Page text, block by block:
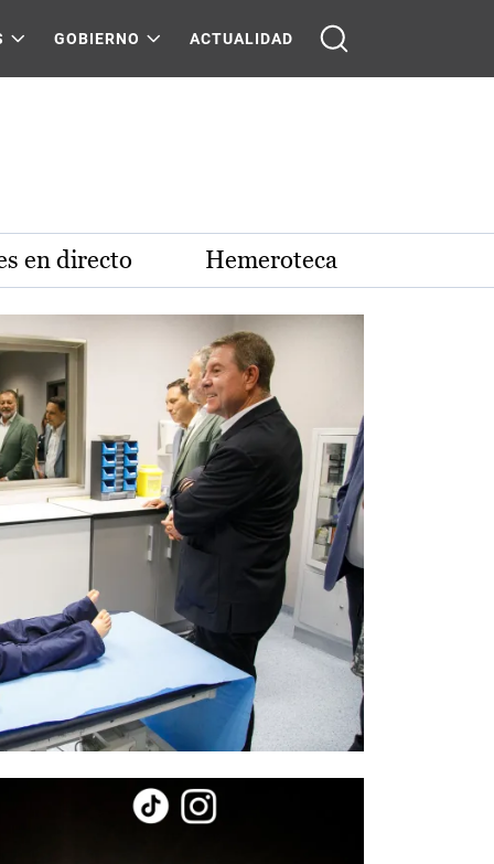
GOBIERNO ACTUALIDAD
en directo Hemeroteca